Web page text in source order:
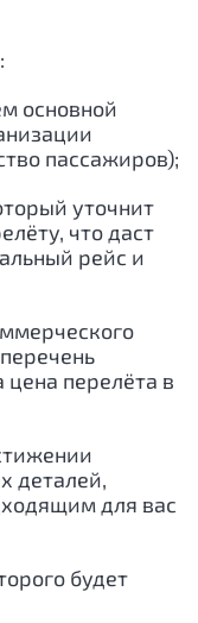
основной
пассажиров);
уточнит
что даст
рейс и
цена перелёта в
деталей,
для вас
будет